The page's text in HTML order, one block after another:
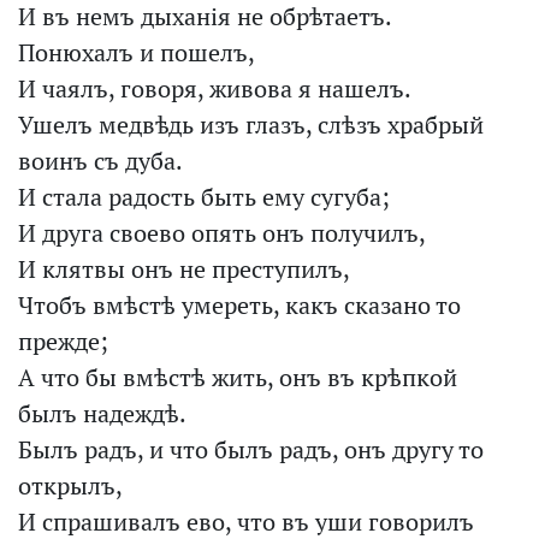
И въ немъ дыханія не обрѣтаетъ.
Понюхалъ и пошелъ,
И чаялъ, говоря, живова я нашелъ.
Ушелъ медвѣдь изъ глазъ, слѣзъ храбрый
воинъ съ дуба.
И стала радость быть ему сугуба;
И друга своево опять онъ получилъ,
И клятвы онъ не преступилъ,
Чтобъ вмѣстѣ умереть, какъ сказано то
прежде;
А что бы вмѣстѣ жить, онъ въ крѣпкой
былъ надеждѣ.
Былъ радъ, и что былъ радъ, онъ другу то
открылъ,
И спрашивалъ ево, что въ уши говорилъ